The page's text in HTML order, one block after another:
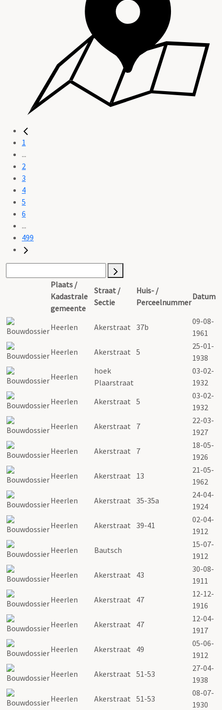
1
...
2
3
4
5
6
...
499
Plaats /
Kadastrale
gemeente
Straat /
Sectie
Huis- /
Perceelnummer
Datum
Heerlen Akerstraat 37b
09-08-
1961
Heerlen
Akerstraat 5
25-01-
1938
Heerlen
hoek
Plaarstraat
03-02-
1932
Heerlen
Akerstraat 5
03-02-
1932
Heerlen
Akerstraat 7
22-03-
1927
Heerlen
Akerstraat 7
18-05-
1926
Heerlen
Akerstraat 13
21-05-
1962
Heerlen
Akerstraat 35-35a
24-04-
1924
Heerlen
Akerstraat 39-41
02-04-
1912
Heerlen
Bautsch
15-07-
1912
Heerlen
Akerstraat 43
30-08-
1911
Heerlen
Akerstraat 47
12-12-
1916
Heerlen
Akerstraat 47
12-04-
1917
Heerlen
Akerstraat 49
05-06-
1912
Heerlen
Akerstraat 51-53
27-04-
1938
Heerlen
Akerstraat 51-53
08-07-
1930